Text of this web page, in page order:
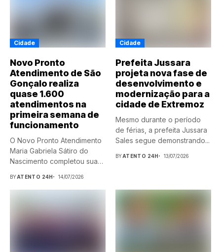
Cidade
Novo Pronto
Atendimento de São
Gonçalo realiza
quase 1.600
atendimentos na
primeira semana de
funcionamento
O Novo Pronto Atendimento
Maria Gabriela Sátiro do
Nascimento completou sua
BYATENTO 24H 14/07/2026
Cidade
Prefeita Jussara
projeta nova fase de
desenvolvimento e
modernização para a
cidade de Extremoz
Mesmo durante o período
de férias, a prefeita Jussara
Sales segue demonstrando...
BYATENTO 24H 13/07/2026